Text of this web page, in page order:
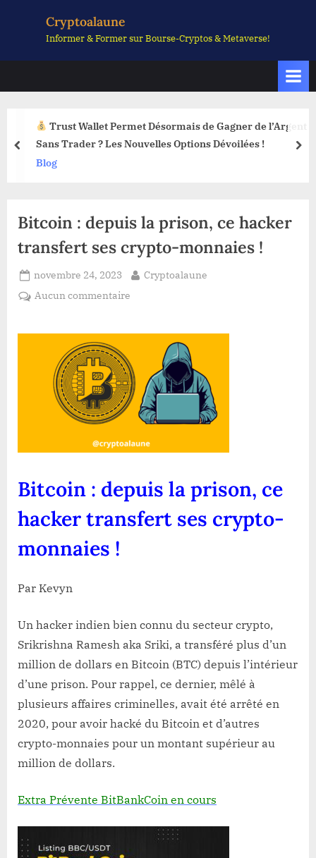
Cryptoalaune
Informer & Former sur Bourse-Cryptos & Metaverse!
Trust Wallet Permet Désormais de Gagner de l’Argent
Sans Trader ? Les Nouvelles Options Dévoilées !
Blog
prev
Bitcoin : depuis la prison, ce hacker
transfert ses crypto-monnaies !
Posted
on
novembre 24, 2023 By
Cryptoalaune
Aucun commentaire
la
prison,
ce
hacker
transfert
ses
!
Bitcoin : depuis la prison, ce
hacker transfert ses crypto-
monnaies !
Par Kevyn
Un hacker indien bien connu du secteur crypto,
Srikrishna Ramesh aka Sriki, a transféré plus d’un
million de dollars en Bitcoin (BTC) depuis l’intérieur
d’une prison. Pour rappel, ce dernier, mêlé à
plusieurs affaires criminelles, avait été arrêté en
2020, pour avoir hacké du Bitcoin et d’autres
crypto-monnaies pour un montant supérieur au
million de dollars.
Extra Prévente BitBankCoin en cours